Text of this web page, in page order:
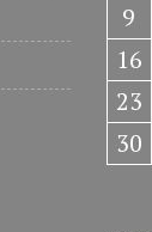
9
16
23
30